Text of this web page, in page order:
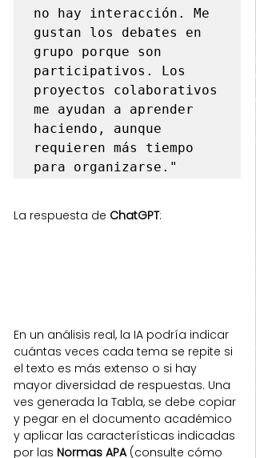
no hay interacción. Me
gustan los debates en
grupo porque son
participativos. Los
proyectos colaborativos
me ayudan a aprender
haciendo, aunque
requieren más tiempo
para organizarse."
La respuesta de ChatGPT:
En un análisis real, la IA podría indicar
cuántas veces cada tema se repite si
el texto es más extenso o si hay
mayor diversidad de respuestas. Una
ves generada la Tabla, se debe copiar
y pegar en el documento académico
y aplicar las características indicadas
por las Normas APA (consulte cómo